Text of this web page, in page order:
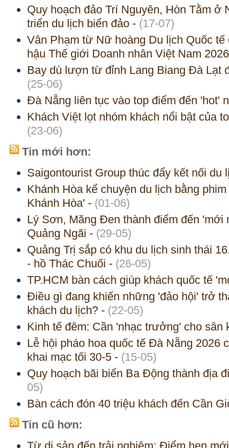
Quy hoạch đảo Trí Nguyên, Hòn Tằm ở
triển du lịch biển đảo - (17-07)
Vân Phạm từ Nữ hoàng Du lịch Quốc
hậu Thế giới Doanh nhân Việt Nam
Bay dù lượn từ đỉnh Lang Biang Đà Lạt
(25-06)
Đà Nẵng liên tục vào top điểm đến 'hot'
Khách Việt lọt nhóm khách nổi bật của
(23-06)
Tin mới hơn:
Saigontourist Group thúc đẩy kết nối du
Khánh Hòa kể chuyện du lịch bằng
Khánh Hòa' - (01-06)
Lý Sơn, Măng Đen thành điểm đến 'mới
Quảng Ngãi - (29-05)
Quảng Trị sắp có khu du lịch sinh thái
- hồ Thác Chuối - (26-05)
TP.HCM bàn cách giúp khách quốc tế
Điều gì đang khiến những 'đảo hội' trở
khách du lịch? - (22-05)
Kinh tế đêm: Cần 'nhạc trưởng' cho sân
Lễ hội pháo hoa quốc tế Đà Nẵng 2026
khai mạc tối 30-5 - (15-05)
Quy hoạch bãi biển Ba Động thành địa
05)
Bàn cách đón 40 triệu khách đến Cần
Tin cũ hơn: